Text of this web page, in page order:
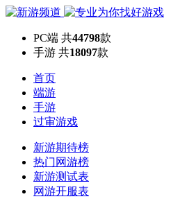
PC端 共44798款
手游 共18097款
首页
端游
手游
过审游戏
新游期待榜
热门网游榜
新游测试表
网游开服表